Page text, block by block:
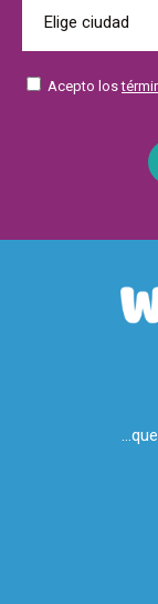
Acepto los